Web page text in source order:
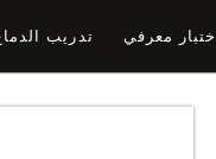
اختبار معرفي تدريب